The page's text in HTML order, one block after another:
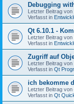
Debugging
Letzter Beitrag von
Verfasst in
Qt 6.10.1 -
Letzter Beitrag von
Verfasst in
Zugriff auf
Letzter Beitrag von
Verfasst in Qt
ich bekomme
Letzter Beitrag von
Verfasst in Qt